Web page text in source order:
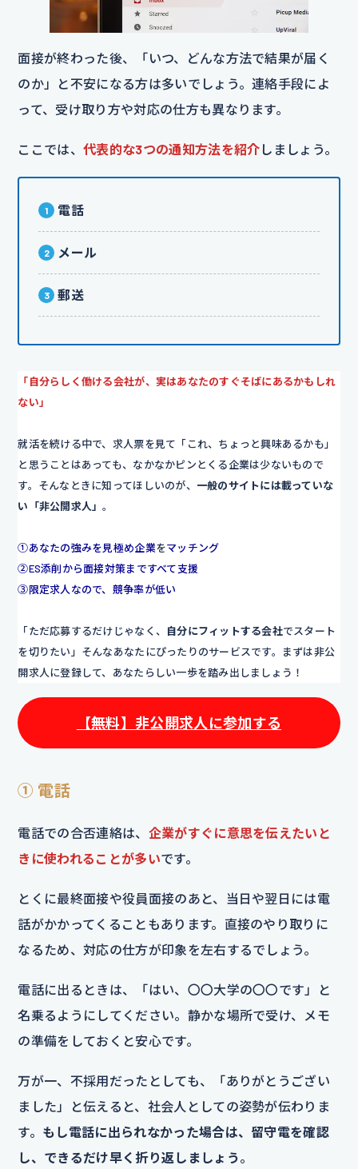
面接が終わった後、「いつ、どんな方法で結果が届く
のか」と不安になる方は多いでしょう。連絡手段によ
って、受け取り方や対応の仕方も異なります。
ここでは、 代表的な3つの通知方法を紹介 しましょう。
電話
メール
郵送
「自分らしく働ける会社が、実はあなたのすぐそばにあるかもしれ
ない」
就活を続ける中で、求人票を見て「これ、ちょっと興味あるかも」
と思うことはあっても、なかなかピンとくる企業は少ないもので
す。そんなときに知ってほしいのが、 一般のサイトには載っていな
い「非公開求人」。
①あなたの強みを見極め企業をマッチング
②ES添削から面接対策まですべて支援
③限定求人なので、競争率が低い
「ただ応募するだけじゃなく、 自分にフィットする会社でスタート
を切りたい」そんなあなたにぴったりのサービスです。まずは非公
開求人に登録して、あなたらしい一歩を踏み出しましょう！
【無料】非公開求人に参加する
① 電話
電話での合否連絡は、 企業がすぐに意思を伝えたいと
きに使われることが多いです。
とくに最終面接や役員面接のあと、当日や翌日には電
話がかかってくることもあります。直接のやり取りに
なるため、対応の仕方が印象を左右するでしょう。
電話に出るときは、「はい、〇〇大学の〇〇です」と
名乗るようにしてください。静かな場所で受け、メモ
の準備をしておくと安心です。
万が一、不採用だったとしても、「ありがとうござい
ました」と伝えると、社会人としての姿勢が伝わりま
す。 もし電話に出られなかった場合は、留守電を確認
し、できるだけ早く折り返しましょう 。